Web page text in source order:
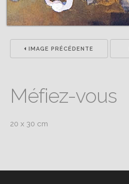
IMAGE PRÉCÉDENTE
Méfiez-vous
20 x 30 cm